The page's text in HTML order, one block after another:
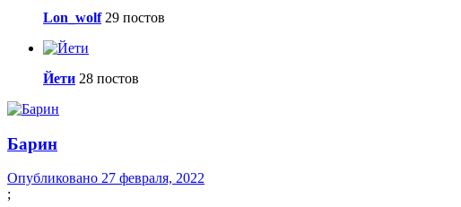
Lon_wolf 29 постов
Йети 28 постов
Барин
Опубликовано 27 февраля, 2022
;